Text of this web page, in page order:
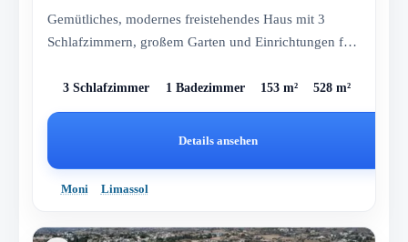
Gemütliches, modernes freistehendes Haus mit 3
Schlafzimmern, großem Garten und Einrichtungen für
3 Schlafzimmer 1 Badezimmer 153 m² 528 m²
Details ansehen
Moni Limassol